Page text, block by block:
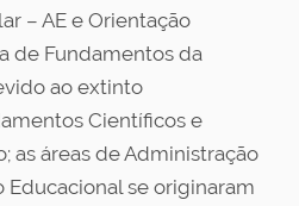
– AE e Orientação
de Fundamentos da
ao extinto
Científicos e
as áreas de Administração
Educacional se originaram